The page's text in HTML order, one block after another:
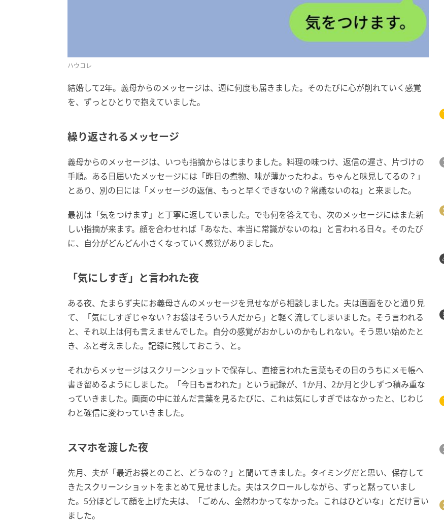
ハウコレ
結婚して2年。義母からのメッセージは、週に何度も届きました。そのたびに心が削れていく感覚
を、ずっとひとりで抱えていました。
繰り返されるメッセージ
義母からのメッセージは、いつも指摘からはじまりました。料理の味つけ、返信の遅さ、片づけの
手順。ある日届いたメッセージには「昨日の煮物、味が薄かったわよ。ちゃんと味見してるの？」
とあり、別の日には「メッセージの返信、もっと早くできないの？常識ないのね」と来ました。
最初は「気をつけます」と丁寧に返していました。でも何を答えても、次のメッセージにはまた新
しい指摘が来ます。顔を合わせれば「あなた、本当に常識がないのね」と言われる日々。そのたび
に、自分がどんどん小さくなっていく感覚がありました。
「気にしすぎ」と言われた夜
ある夜、たまらず夫にお義母さんのメッセージを見せながら相談しました。夫は画面をひと通り見
て、「気にしすぎじゃない？お袋はそういう人だから」と軽く流してしまいました。そう言われる
と、それ以上は何も言えませんでした。自分の感覚がおかしいのかもしれない。そう思い始めたと
き、ふと考えました。記録に残しておこう、と。
それからメッセージはスクリーンショットで保存し、直接言われた言葉もその日のうちにメモ帳へ
書き留めるようにしました。「今日も言われた」という記録が、1か月、2か月と少しずつ積み重な
っていきました。画面の中に並んだ言葉を見るたびに、これは気にしすぎではなかったと、じわじ
わと確信に変わっていきました。
スマホを渡した夜
先月、夫が「最近お袋とのこと、どうなの？」と聞いてきました。タイミングだと思い、保存して
きたスクリーンショットをまとめて見せました。夫はスクロールしながら、ずっと黙っていまし
た。5分ほどして顔を上げた夫は、「ごめん、全然わかってなかった。これはひどいな」とだけ言い
ました。